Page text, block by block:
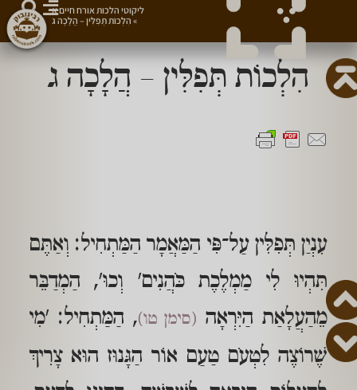
הִלְכוֹת תְּפִלִּין – הֲלָכָה ג
עִנְיַן תְּפִלִּין עַל־פִּי הַמַּאֲמָר הַמַּתְחִיל: וְאַתֶּם
תִּהְיוּ לִי מַמְלֶכֶת כֹּהֲנִים' וְכוּ', הַמְדַבֵּר
מֵהַעֲלָאַת הַיִּרְאָה (סימן טו), הַמַּתְחִיל: 'מִי
שֶׁרוֹצֶה לִטְעֹם טַעַם אוֹר הַגָּנוּז הוּא צָרִיךְ
ליקוטי הלכות אורח חיים א
» הִלְכוֹת תְּפִלִּין – הֲלָכָה ג